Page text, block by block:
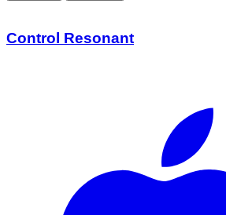
Control Resonant